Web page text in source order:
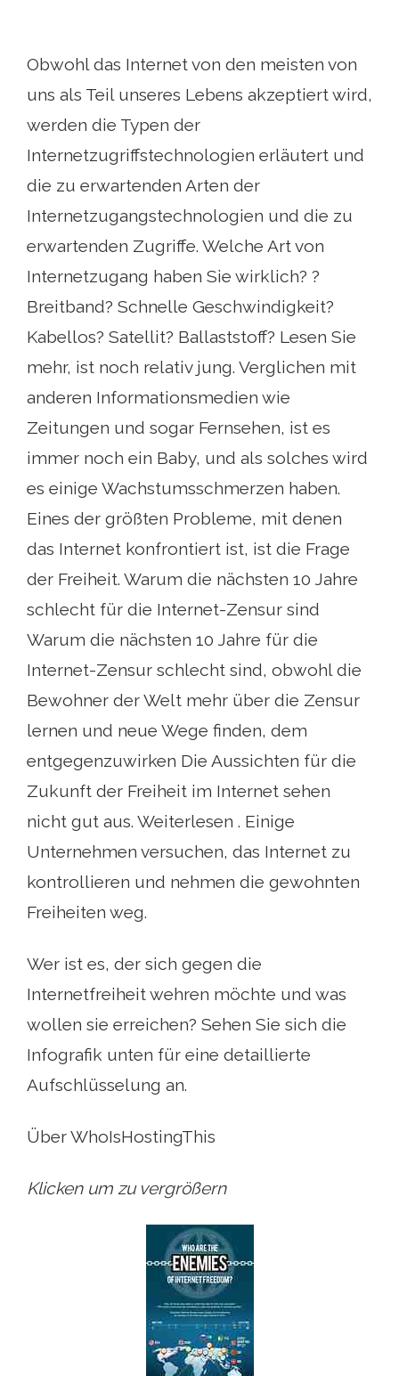
Obwohl das Internet von den meisten von
uns als Teil unseres Lebens akzeptiert wird,
werden die Typen der
Internetzugriffstechnologien erläutert und
die zu erwartenden Arten der
Internetzugangstechnologien und die zu
erwartenden Zugriffe. Welche Art von
Internetzugang haben Sie wirklich? ?
Breitband? Schnelle Geschwindigkeit?
Kabellos? Satellit? Ballaststoff? Lesen Sie
mehr, ist noch relativ jung. Verglichen mit
anderen Informationsmedien wie
Zeitungen und sogar Fernsehen, ist es
immer noch ein Baby, und als solches wird
es einige Wachstumsschmerzen haben.
Eines der größten Probleme, mit denen
das Internet konfrontiert ist, ist die Frage
der Freiheit. Warum die nächsten 10 Jahre
schlecht für die Internet-Zensur sind
Warum die nächsten 10 Jahre für die
Internet-Zensur schlecht sind, obwohl die
Bewohner der Welt mehr über die Zensur
lernen und neue Wege finden, dem
entgegenzuwirken Die Aussichten für die
Zukunft der Freiheit im Internet sehen
nicht gut aus. Weiterlesen . Einige
Unternehmen versuchen, das Internet zu
kontrollieren und nehmen die gewohnten
Freiheiten weg.
Wer ist es, der sich gegen die
Internetfreiheit wehren möchte und was
wollen sie erreichen? Sehen Sie sich die
Infografik unten für eine detaillierte
Aufschlüsselung an.
Über WhoIsHostingThis
Klicken um zu vergrößern